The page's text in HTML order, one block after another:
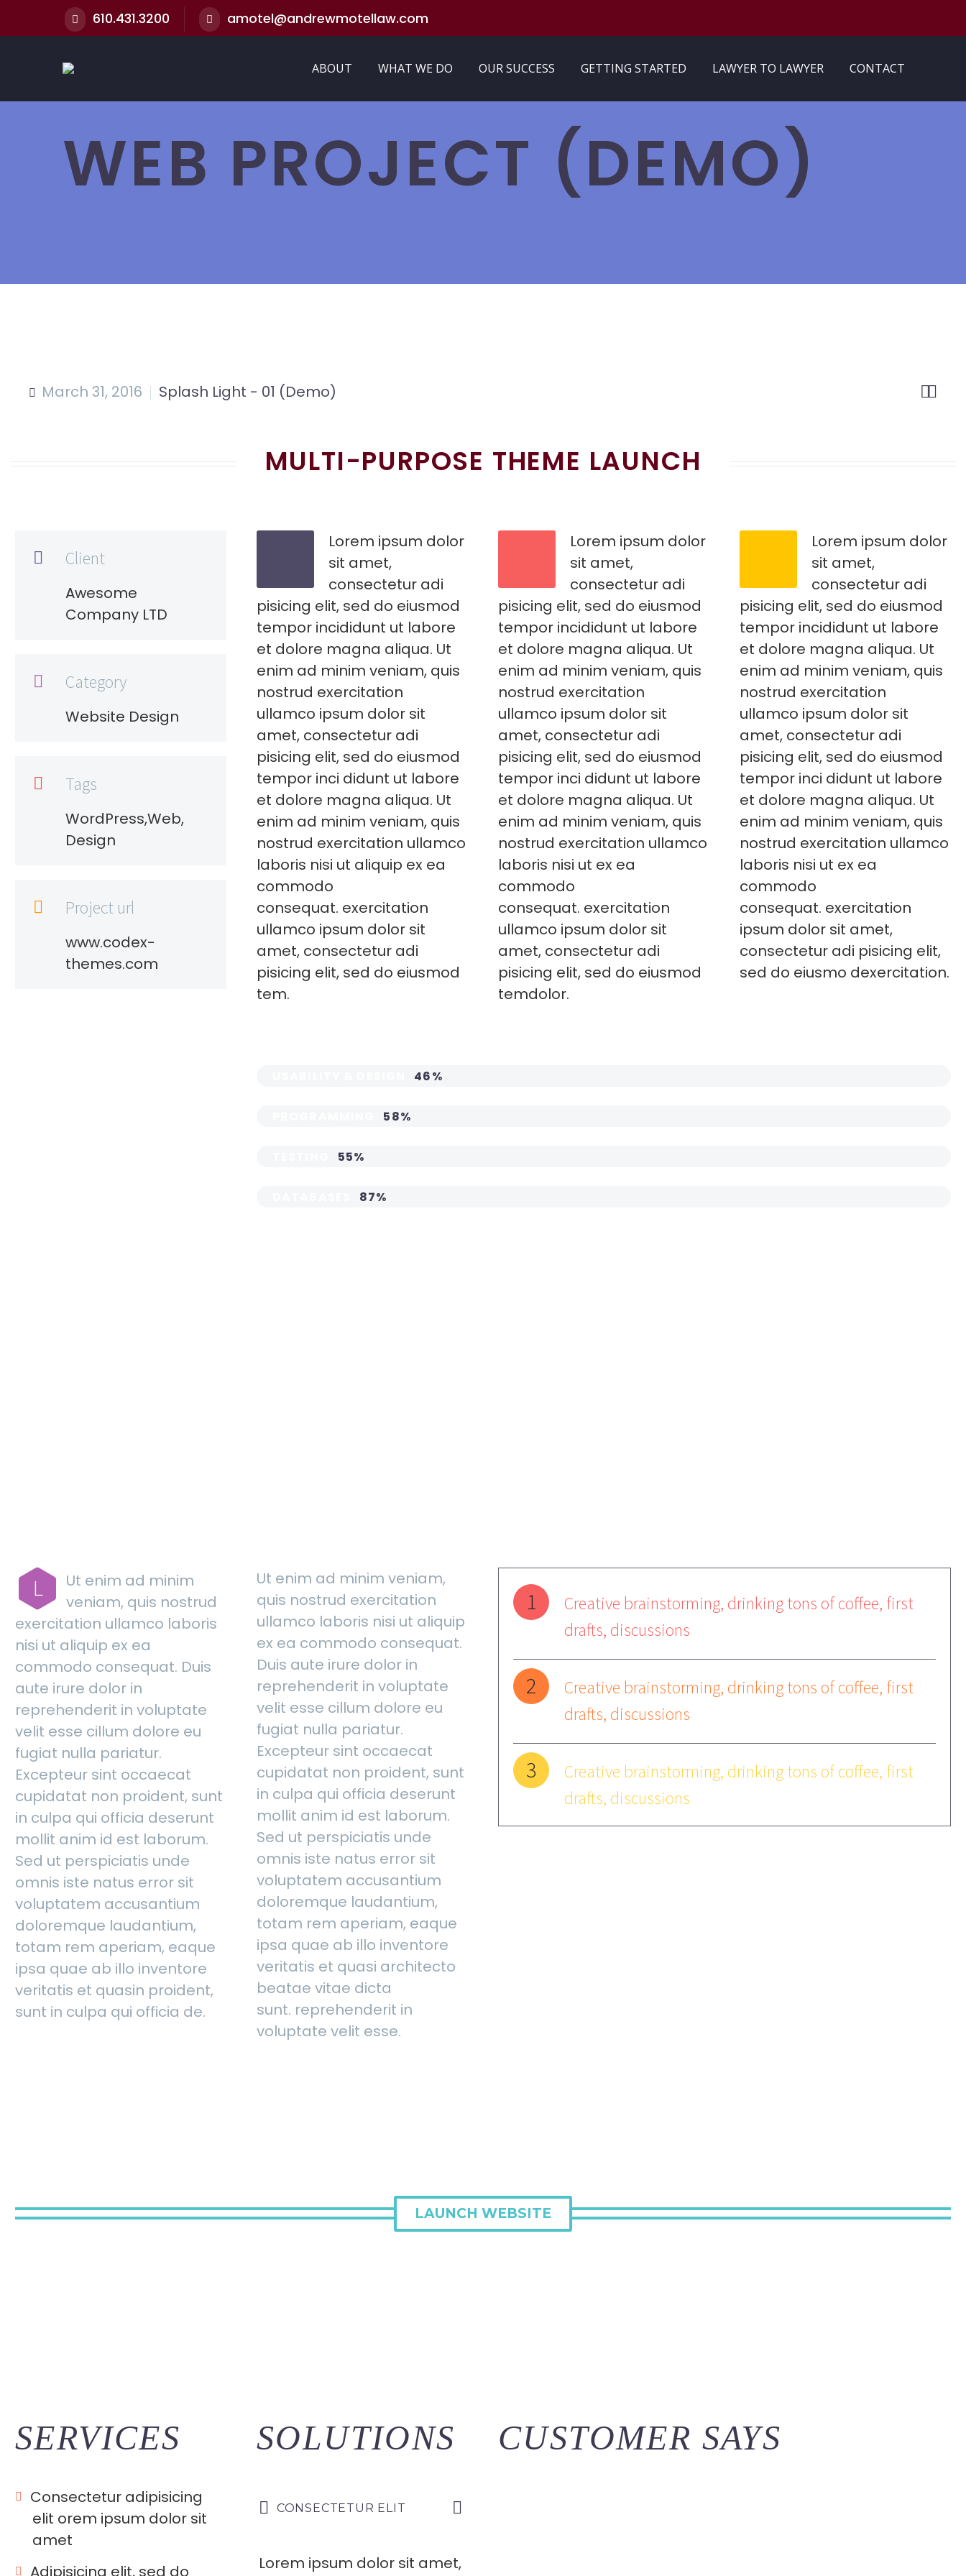
610.431.3200 amotel@andrewmotellaw.com
ABOUT WHAT WE DO OUR SUCCESS GETTING STARTED LAWYER TO LAWYER CONTACT
WEB PROJECT (DEMO)

March 31, 2016 Splash Light - 01 (Demo)
MULTI-PURPOSE THEME LAUNCH
 Client
Awesome
Company LTD
 Category
Website Design
 Tags
WordPress,Web,
Design
 Project url
www.codex-
themes.com
Lorem ipsum dolor
sit amet,
consectetur adi
pisicing elit, sed do eiusmod
tempor incididunt ut labore
et dolore magna aliqua. Ut
enim ad minim veniam, quis
nostrud exercitation
ullamco ipsum dolor sit
amet, consectetur adi
pisicing elit, sed do eiusmod
tempor inci didunt ut labore
et dolore magna aliqua. Ut
enim ad minim veniam, quis
nostrud exercitation ullamco
laboris nisi ut aliquip ex ea
commodo
consequat. exercitation
ullamco ipsum dolor sit
amet, consectetur adi
pisicing elit, sed do eiusmod
tem.
Lorem ipsum dolor
sit amet,
consectetur adi
pisicing elit, sed do eiusmod
tempor incididunt ut labore
et dolore magna aliqua. Ut
enim ad minim veniam, quis
nostrud exercitation
ullamco ipsum dolor sit
amet, consectetur adi
pisicing elit, sed do eiusmod
tempor inci didunt ut labore
et dolore magna aliqua. Ut
enim ad minim veniam, quis
nostrud exercitation ullamco
laboris nisi ut ex ea
commodo
consequat. exercitation
ullamco ipsum dolor sit
amet, consectetur adi
pisicing elit, sed do eiusmod
temdolor.
Lorem ipsum dolor
sit amet,
consectetur adi
pisicing elit, sed do eiusmod
tempor incididunt ut labore
et dolore magna aliqua. Ut
enim ad minim veniam, quis
nostrud exercitation
ullamco ipsum dolor sit
amet, consectetur adi
pisicing elit, sed do eiusmod
tempor inci didunt ut labore
et dolore magna aliqua. Ut
enim ad minim veniam, quis
nostrud exercitation ullamco
laboris nisi ut ex ea
commodo
consequat. exercitation
ipsum dolor sit amet,
consectetur adi pisicing elit,
sed do eiusmo dexercitation.
46%
58%
55%
87%
L
Ut enim ad minim
veniam, quis nostrud
exercitation ullamco laboris
nisi ut aliquip ex ea
commodo consequat. Duis
aute irure dolor in
reprehenderit in voluptate
velit esse cillum dolore eu
fugiat nulla pariatur.
Excepteur sint occaecat
cupidatat non proident, sunt
in culpa qui officia deserunt
mollit anim id est laborum.
Sed ut perspiciatis unde
omnis iste natus error sit
voluptatem accusantium
doloremque laudantium,
totam rem aperiam, eaque
ipsa quae ab illo inventore
veritatis et quasin proident,
sunt in culpa qui officia de.
Ut enim ad minim veniam,
quis nostrud exercitation
ullamco laboris nisi ut aliquip
ex ea commodo consequat.
Duis aute irure dolor in
reprehenderit in voluptate
velit esse cillum dolore eu
fugiat nulla pariatur.
Excepteur sint occaecat
cupidatat non proident, sunt
in culpa qui officia deserunt
mollit anim id est laborum.
Sed ut perspiciatis unde
omnis iste natus error sit
voluptatem accusantium
doloremque laudantium,
totam rem aperiam, eaque
ipsa quae ab illo inventore
veritatis et quasi architecto
beatae vitae dicta
sunt. reprehenderit in
voluptate velit esse.
1
Creative brainstorming, drinking tons of coffee, first
drafts, discussions
2
Creative brainstorming, drinking tons of coffee, first
drafts, discussions
3
Creative brainstorming, drinking tons of coffee, first
drafts, discussions
LAUNCH WEBSITE
SERVICES
Consectetur adipisicing
elit orem ipsum dolor sit
amet
SOLUTIONS
CONSECTETUR ELIT
Lorem ipsum dolor sit amet,
CUSTOMER SAYS